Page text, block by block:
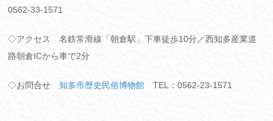
0562-33-1571
◇アクセス 名鉄常滑線「朝倉駅」下車徒歩10分／西知多産業道
路朝倉ICから車で2分
◇お問合せ知多市歴史民俗博物館 TEL：0562-23-1571